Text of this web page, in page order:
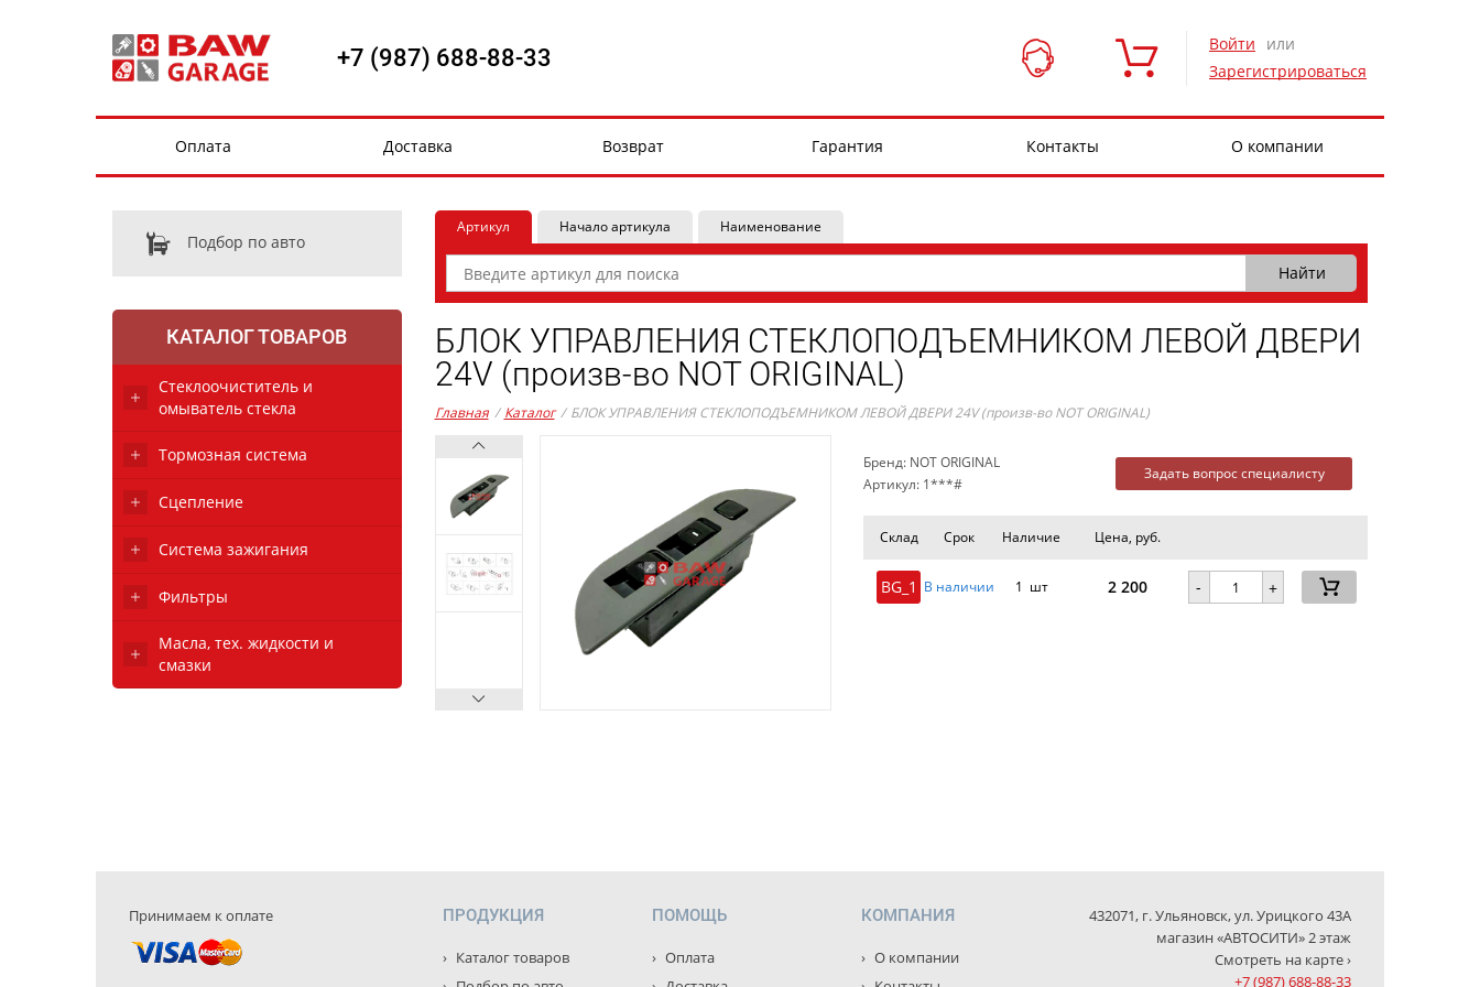
+7 (987) 688-88-33 Войти
или
Зарегистрироваться
Оплата Доставка Возврат Гарантия Контакты О компании
Подбор по авто
КАТАЛОГ ТОВАРОВ
Стеклоочиститель и
омыватель стекла
Тормозная система
Сцепление
Система зажигания
Фильтры
Масла, тех. жидкости и
смазки
Артикул Начало артикула Наименование
БЛОК УПРАВЛЕНИЯ СТЕКЛОПОДЪЕМНИКОМ ЛЕВОЙ ДВЕРИ
24V (произв-во NOT ORIGINAL)
Главная / Каталог / БЛОК УПРАВЛЕНИЯ СТЕКЛОПОДЪЕМНИКОМ ЛЕВОЙ ДВЕРИ 24V (произв-во NOT ORIGINAL)
Бренд: NOT ORIGINAL
Артикул: 1***#
Задать вопрос специалисту
Склад Срок Наличие Цена, руб.
BG_1 В наличии 1 шт 2 200 - +
Принимаем к оплате ПРОДУКЦИЯ
Каталог товаров
ПОМОЩЬ
Оплата
КОМПАНИЯ
О компании
432071, г. Ульяновск, ул. Урицкого 43А
магазин «АВТОСИТИ» 2 этаж
Смотреть на карте ›
+7 (987) 688-88-33